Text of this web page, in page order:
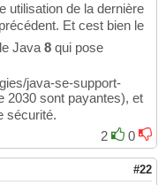
utilisation de la dernière
Et cest bien le
Java 8 qui pose
java-se-support-
2030 sont payantes), et
sécurité.
2
0
#22